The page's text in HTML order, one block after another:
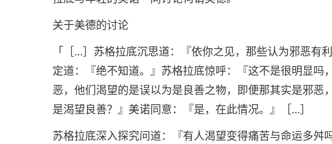
关于美德的讨论
「［…］苏格拉底沉思道：『依你之见，那些认为邪恶有
定道：『绝不知道。』苏格拉底惊呼：『这不是很明显吗
恶，他们渴望的是误以为是良善之物，即便那其实是邪恶
是渴望良善？』美诺同意：『是，在此情况。』［…］
苏格拉底深入探究问道：『有人渴望变得痛苦与命运多舛